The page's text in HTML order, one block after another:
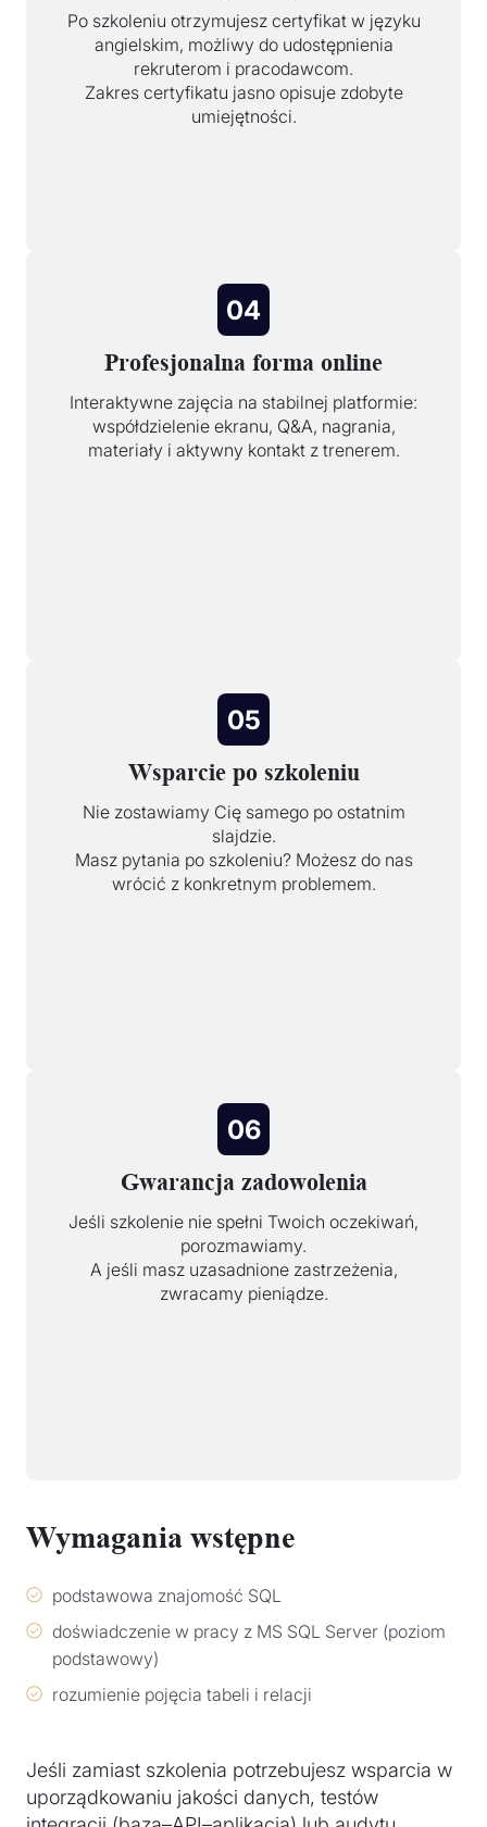
Po szkoleniu otrzymujesz certyfikat w języku
angielskim, możliwy do udostępnienia
rekruterom i pracodawcom.
Zakres certyfikatu jasno opisuje zdobyte
umiejętności.
04
Profesjonalna forma online
Interaktywne zajęcia na stabilnej platformie:
współdzielenie ekranu, Q&A, nagrania,
materiały i aktywny kontakt z trenerem.
05
Wsparcie po szkoleniu
Nie zostawiamy Cię samego po ostatnim
slajdzie.
Masz pytania po szkoleniu? Możesz do nas
wrócić z konkretnym problemem.
06
Gwarancja zadowolenia
Jeśli szkolenie nie spełni Twoich oczekiwań,
porozmawiamy.
A jeśli masz uzasadnione zastrzeżenia,
zwracamy pieniądze.
Wymagania wstępne
podstawowa znajomość SQL
doświadczenie w pracy z MS SQL Server (poziom
podstawowy)
rozumienie pojęcia tabeli i relacji
Jeśli zamiast szkolenia potrzebujesz wsparcia w
uporządkowaniu jakości danych, testów